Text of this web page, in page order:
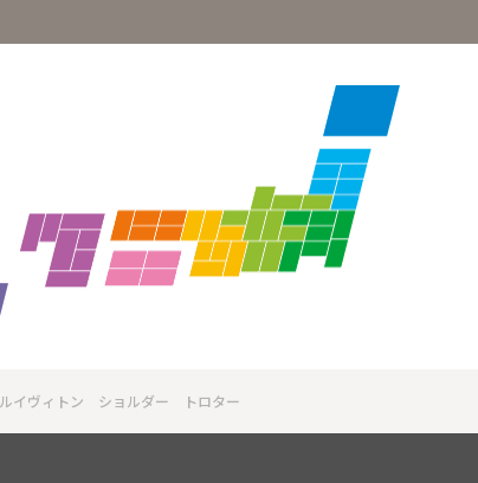
ルイヴィトン ショルダー トロター